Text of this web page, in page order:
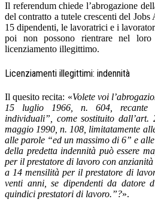
Il referendum chiede l’abrogazione
del contratto a tutele crescenti del
15 dipendenti, le lavoratrici e i
poi non possono rientrare nel
licenziamento illegittimo.
Licenziamenti illegittimi: indennità
Il quesito recita: «Volete voi
15 luglio 1966, n. 604, recante
individuali”, come sostituito dall’art.
maggio 1990, n. 108, limitatamente
alle parole “ed un massimo di 6” e
della predetta indennità può essere
per il prestatore di lavoro con
a 14 mensilità per il prestatore di
venti anni, se dipendenti da datore
quindici prestatori di lavoro.”?».